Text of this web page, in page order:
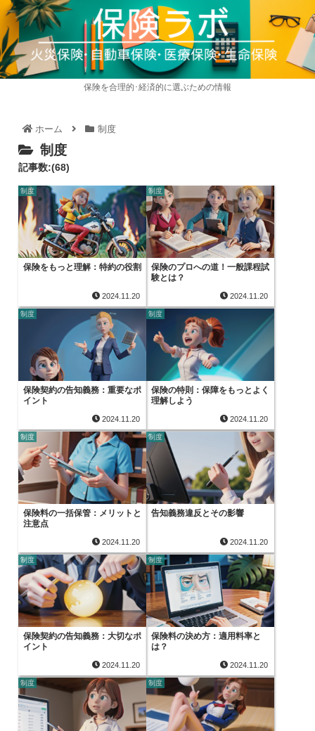
保険を合理的･経済的に選ぶための情報
ホーム 制度
制度
記事数:(68)
制度
保険をもっと理解：特約の役割
2024.11.20
制度
保険のプロへの道！一般課程試
験とは？
2024.11.20
制度
保険契約の告知義務：重要なポ
イント
2024.11.20
制度
保険の特則：保障をもっとよく
理解しよう
2024.11.20
制度
保険料の一括保管：メリットと
注意点
2024.11.20
制度
告知義務違反とその影響
2024.11.20
制度
保険契約の告知義務：大切なポ
イント
2024.11.20
制度
保険料の決め方：適用料率と
は？
2024.11.20
制度 制度